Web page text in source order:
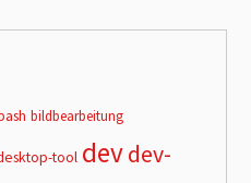
bildbearbeitung
tool devdev-